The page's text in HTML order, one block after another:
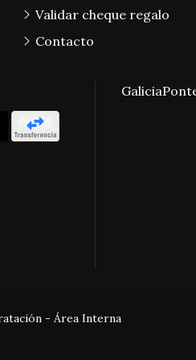
Validar cheque regalo
Contacto
Galicia
- Área Interna